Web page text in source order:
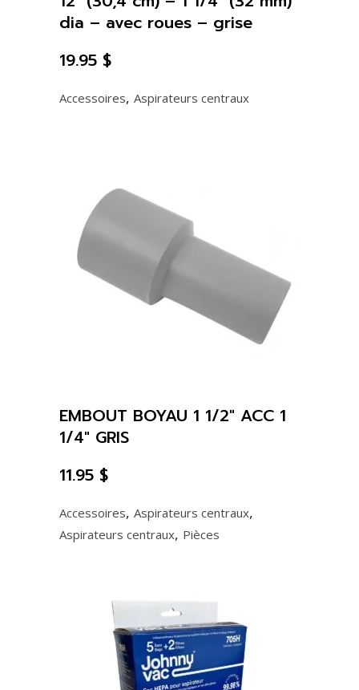
Accessoires, Aspirateurs centraux
dia – avec roues – grise
19.95 $
Accessoires, Aspirateurs centraux,
Aspirateurs centraux, Pièces
EMBOUT BOYAU 1 1/2″ ACC 1
1/4″ GRIS
11.95 $